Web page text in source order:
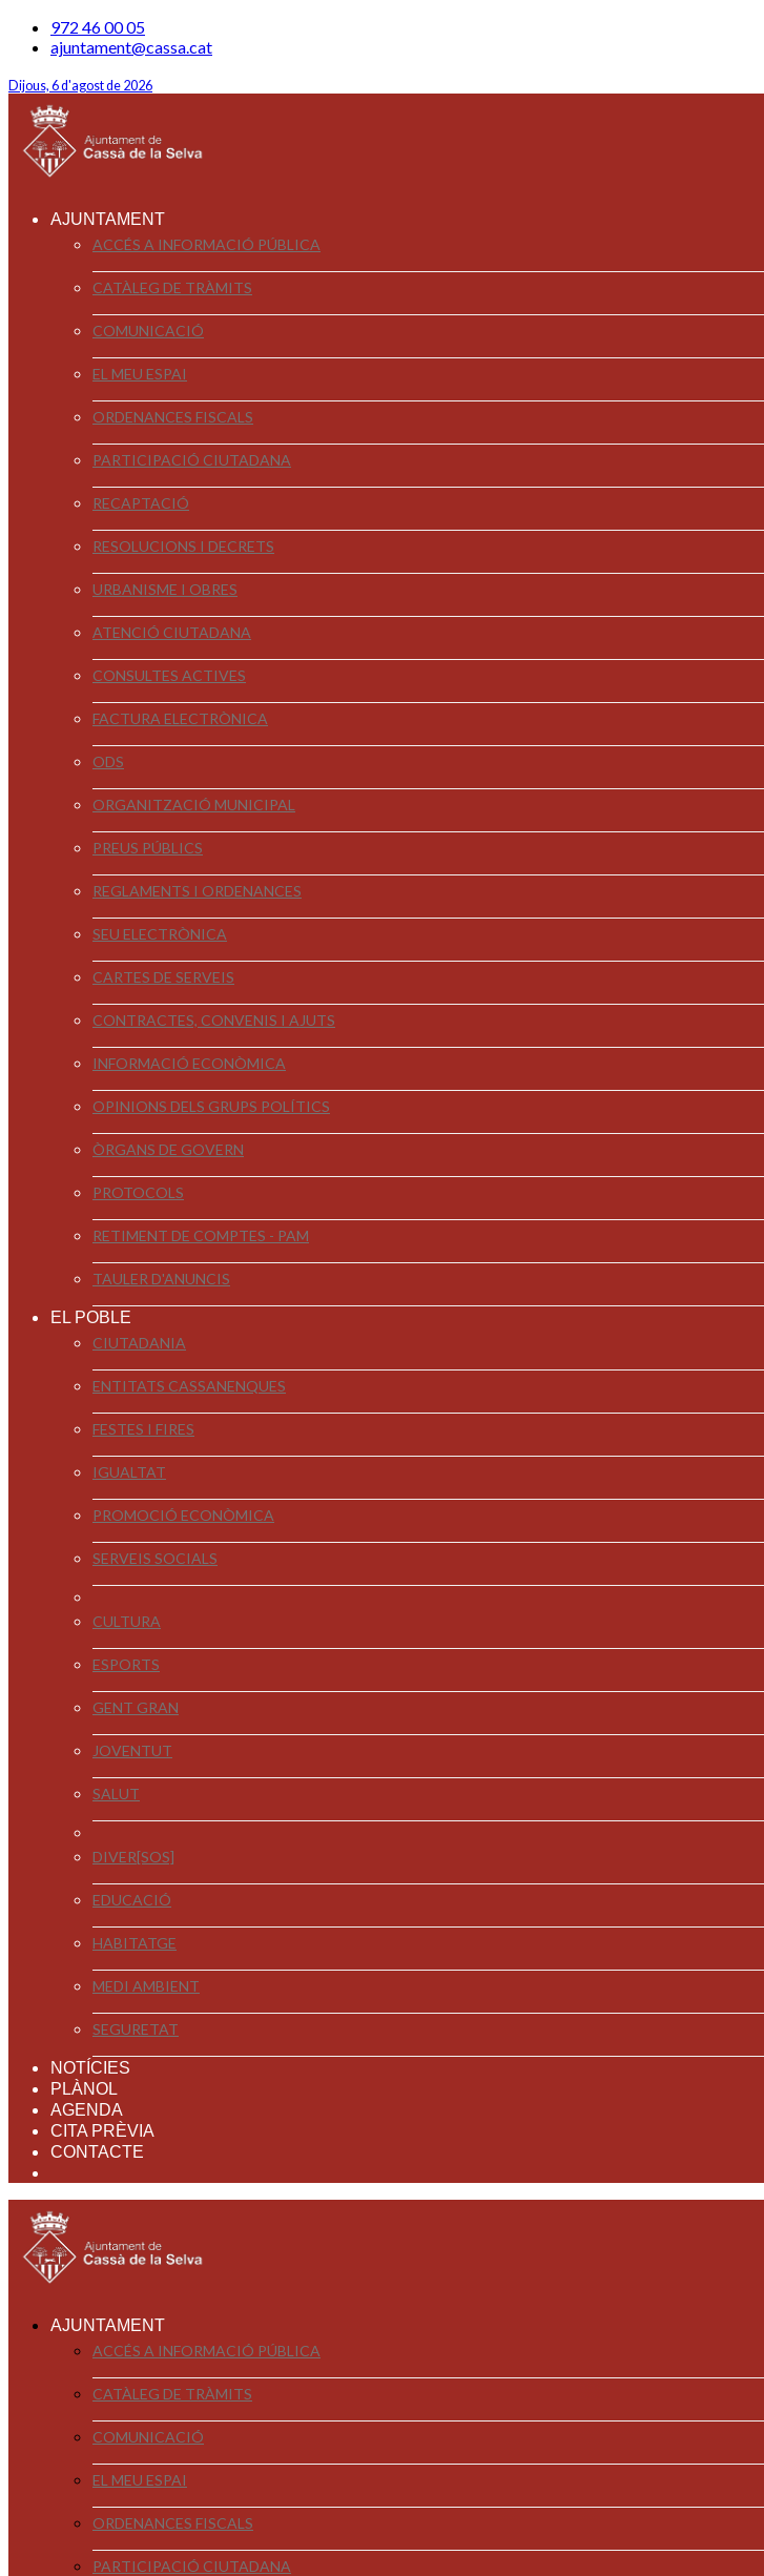
972 46 00 05
ajuntament@cassa.cat
Dijous, 6 d'agost de 2026
AJUNTAMENT
ACCÉS A INFORMACIÓ PÚBLICA
CATÀLEG DE TRÀMITS
COMUNICACIÓ
EL MEU ESPAI
ORDENANCES FISCALS
PARTICIPACIÓ CIUTADANA
RECAPTACIÓ
RESOLUCIONS I DECRETS
URBANISME I OBRES
ATENCIÓ CIUTADANA
CONSULTES ACTIVES
FACTURA ELECTRÒNICA
ODS
ORGANITZACIÓ MUNICIPAL
PREUS PÚBLICS
REGLAMENTS I ORDENANCES
SEU ELECTRÒNICA
CARTES DE SERVEIS
CONTRACTES, CONVENIS I AJUTS
INFORMACIÓ ECONÒMICA
OPINIONS DELS GRUPS POLÍTICS
ÒRGANS DE GOVERN
PROTOCOLS
RETIMENT DE COMPTES - PAM
TAULER D'ANUNCIS
EL POBLE
CIUTADANIA
ENTITATS CASSANENQUES
FESTES I FIRES
IGUALTAT
PROMOCIÓ ECONÒMICA
SERVEIS SOCIALS
CULTURA
ESPORTS
GENT GRAN
JOVENTUT
SALUT
DIVER[SOS]
EDUCACIÓ
HABITATGE
MEDI AMBIENT
SEGURETAT
NOTÍCIES
PLÀNOL
AGENDA
CITA PRÈVIA
CONTACTE
AJUNTAMENT
ACCÉS A INFORMACIÓ PÚBLICA
CATÀLEG DE TRÀMITS
COMUNICACIÓ
EL MEU ESPAI
ORDENANCES FISCALS
PARTICIPACIÓ CIUTADANA